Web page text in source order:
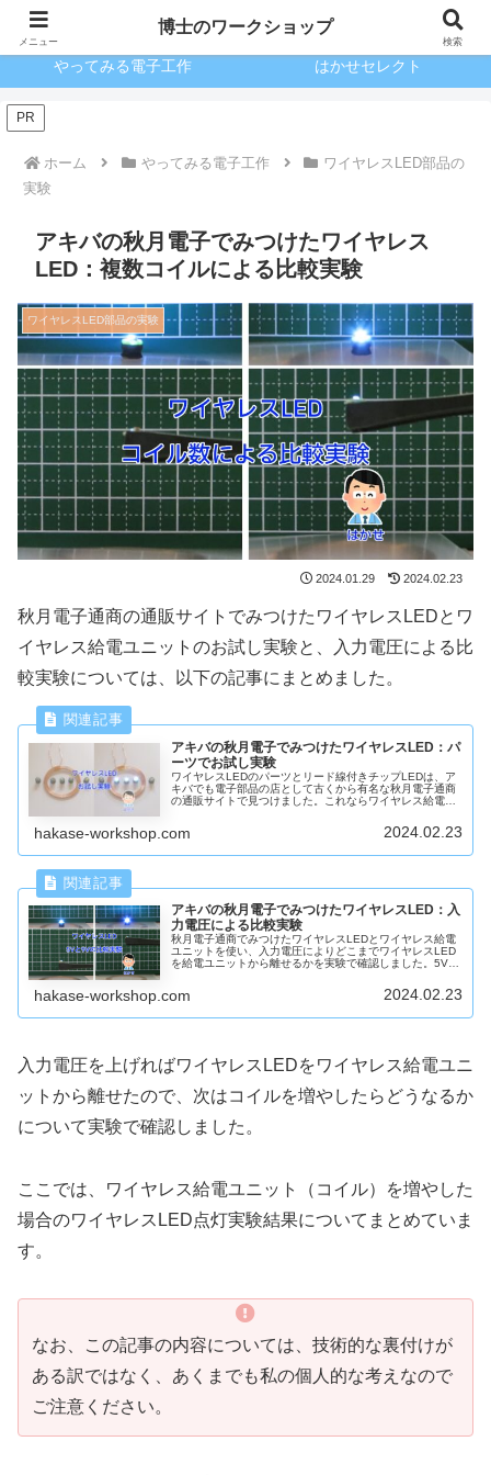
ブログとKindle出版 驚きのガンプラ
やってみる電子工作 はかせセレクト
PR
ホーム やってみる電子工作
ワイヤレスLED部品の
実験
アキバの秋月電子でみつけたワイヤレス
LED：複数コイルによる比較実験
ワイヤレスLED部品の実験
2024.01.29 2024.02.23
秋月電子通商の通販サイトでみつけたワイヤレスLEDとワ
イヤレス給電ユニットのお試し実験と、入力電圧による比
較実験については、以下の記事にまとめました。
アキバの秋月電子でみつけたワイヤレスLED：パ
ーツでお試し実験
ワイヤレスLEDのパーツとリード線付きチップLEDは、ア
キバでも電子部品の店として古くから有名な秋月電子通商
の通販サイトで見つけました。これならワイヤレス給電を
hakase-workshop.com 2024.02.23
アキバの秋月電子でみつけたワイヤレスLED：入
力電圧による比較実験
秋月電子通商でみつけたワイヤレスLEDとワイヤレス給電
ユニットを使い、入力電圧によりどこまでワイヤレスLED
を給電ユニットから離せるかを実験で確認しました。5Vと
hakase-workshop.com 2024.02.23
入力電圧を上げればワイヤレスLEDをワイヤレス給電ユニ
ットから離せたので、次はコイルを増やしたらどうなるか
について実験で確認しました。
ここでは、ワイヤレス給電ユニット（コイル）を増やした
場合のワイヤレスLED点灯実験結果についてまとめていま
す。
なお、この記事の内容については、技術的な裏付けが
ある訳ではなく、あくまでも私の個人的な考えなので
ご注意ください。
メニュー
博士のワークショップ
検索